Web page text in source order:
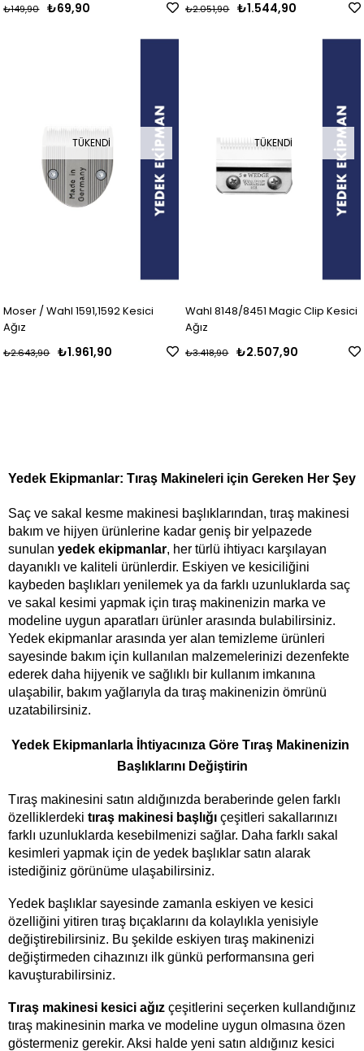
₺69,90
₺149,90 ₺1.544,90
₺2.051,90
TÜKENDI
Moser / Wahl 1591,1592 Kesici
Ağız
₺1.961,90
₺2.643,90
TÜKENDI
Wahl 8148/8451 Magic Clip Kesici
Ağız
₺2.507,90
₺3.418,90
Yedek Ekipmanlar: Tıraş Makineleri için Gereken Her Şey
Saç ve sakal kesme makinesi başlıklarından, tıraş makinesi
bakım ve hijyen ürünlerine kadar geniş bir yelpazede
sunulan yedek ekipmanlar, her türlü ihtiyacı karşılayan
dayanıklı ve kaliteli ürünlerdir. Eskiyen ve kesiciliğini
kaybeden başlıkları yenilemek ya da farklı uzunluklarda saç
ve sakal kesimi yapmak için tıraş makinenizin marka ve
modeline uygun aparatları ürünler arasında bulabilirsiniz.
Yedek ekipmanlar arasında yer alan temizleme ürünleri
sayesinde bakım için kullanılan malzemelerinizi dezenfekte
ederek daha hijyenik ve sağlıklı bir kullanım imkanına
ulaşabilir, bakım yağlarıyla da tıraş makinenizin ömrünü
uzatabilirsiniz.
Yedek Ekipmanlarla İhtiyacınıza Göre Tıraş Makinenizin
Başlıklarını Değiştirin
Tıraş makinesini satın aldığınızda beraberinde gelen farklı
özelliklerdeki tıraş makinesi başlığı çeşitleri sakallarınızı
farklı uzunluklarda kesebilmenizi sağlar. Daha farklı sakal
kesimleri yapmak için de yedek başlıklar satın alarak
istediğiniz görünüme ulaşabilirsiniz.
Yedek başlıklar sayesinde zamanla eskiyen ve kesici
özelliğini yitiren tıraş bıçaklarını da kolaylıkla yenisiyle
değiştirebilirsiniz. Bu şekilde eskiyen tıraş makinenizi
değiştirmeden cihazınızı ilk günkü performansına geri
kavuşturabilirsiniz.
Tıraş makinesi kesici ağız çeşitlerini seçerken kullandığınız
tıraş makinesinin marka ve modeline uygun olmasına özen
göstermeniz gerekir. Aksi halde yeni satın aldığınız kesici